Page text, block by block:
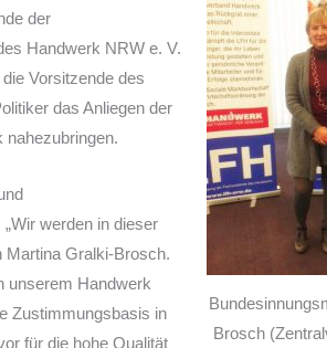
Brosch
der
Handwerk NRW e. V.
Vorsitzende des
das Anliegen der
nahezubringen.
werden in dieser
Martina Gralki-Brosch.
unserem Handwerk
Zustimmungsbasis in
für die hohe Qualität